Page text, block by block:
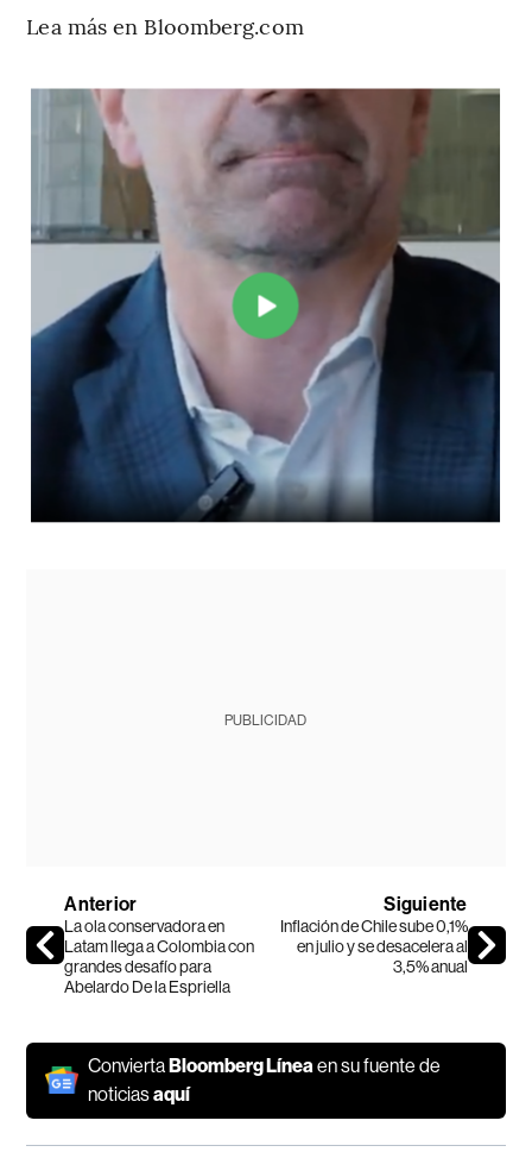
Lea más en Bloomberg.com
PUBLICIDAD
Anterior
La ola conservadora en
Latam llega a Colombia con
grandes desafío para
Abelardo De la Espriella
Siguiente
Inflación de Chile sube 0,1%
en julio y se desacelera al
3,5% anual
ConviertaBloomberg Línea en su fuente de
noticiasaquí